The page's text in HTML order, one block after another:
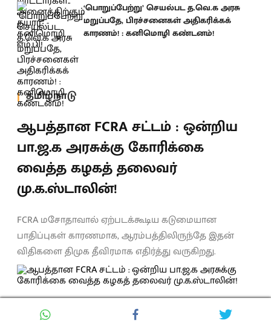
‘பொறுப்பேற்று’ செயல்பட த.வெ.க அரசு
மறுப்பதே, பிரச்சனைகள் அதிகரிக்கக்
காரணம்! : கனிமொழி கண்டனம்!
தமிழ்நாடு
ஆபத்தான FCRA சட்டம் : ஒன்றிய
பா.ஜ.க அரசுக்கு கோரிக்கை
வைத்த கழகத் தலைவர்
மு.க.ஸ்டாலின்!
FCRA மசோதாவால் ஏற்படக்கூடிய கடுமையான
பாதிப்புகள் காரணமாக, ஆரம்பத்திலிருந்தே இதன்
விதிகளை திமுக தீவிரமாக எதிர்த்து வருகிறது.